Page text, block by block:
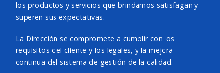
los productos y servicios que brindamos satisfagan y
superen sus expectativas.
La Dirección se compromete a cumplir con los
requisitos del cliente y los legales, y la mejora
continua del sistema de gestión de la calidad.